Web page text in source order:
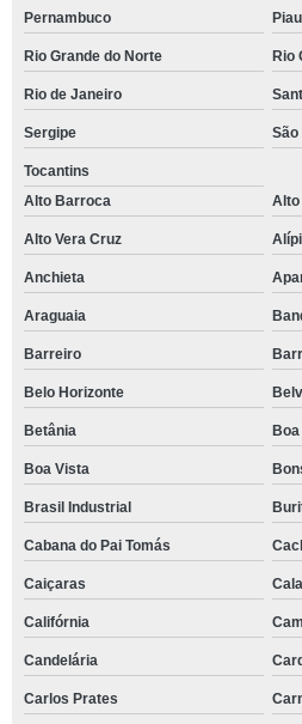
Pernambuco
Rio Grande do Norte Rio
Rio de Janeiro
Sergipe São
Tocantins
Alto Barroca
Alto
Alto Vera Cruz
Anchieta
Araguaia
Barreiro
Belo Horizonte
Betânia
Boa Vista
Brasil Industrial
Cabana do Pai Tomás
Caiçaras
Califórnia
Candelária
Carlos Prates